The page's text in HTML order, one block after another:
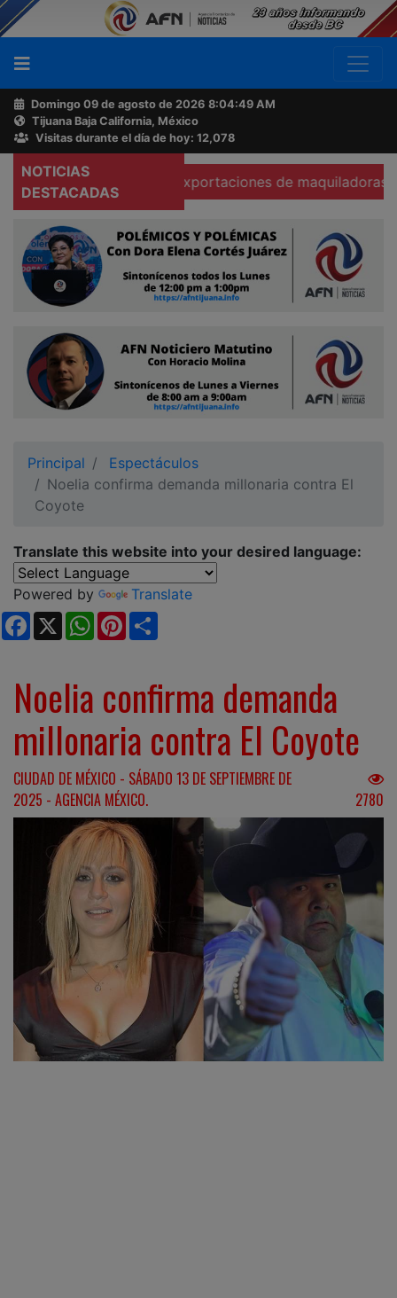
Domingo 09 de agosto de 2026 8:04:50 AM
Tijuana Baja California, México
Visitas durante el día de hoy: 12,078
NOTICIAS
DESTACADAS
Se hunden 37% exportaciones de maquiladoras en Tecate
Principal
Espectáculos
Noelia confirma demanda millonaria contra El
Coyote
Translate this website into your desired language:
Powered by
Translate
Facebook
X WhatsApp
Pinterest
Noelia confirma demanda
millonaria contra El Coyote
CIUDAD DE MÉXICO - SÁBADO 13 DE SEPTIEMBRE DE
2025 - AGENCIA MÉXICO.
2780
Buscador
Acerca
de
AFN
Ventas
Contacto
Reportero
Ciudadano